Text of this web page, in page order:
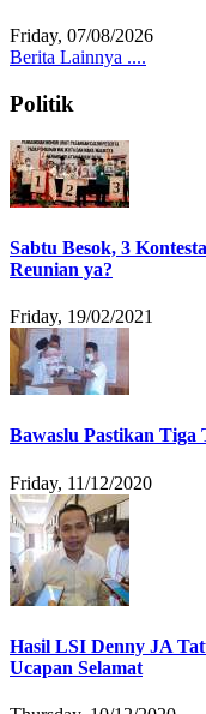
Friday, 07/08/2026
Berita Lainnya ....
Politik
Sabtu Besok, 3
Reunian ya?
Friday, 19/02/2021
Bawaslu Pastikan Tiga
Friday, 11/12/2020
Hasil LSI Denny JA
Ucapan Selamat